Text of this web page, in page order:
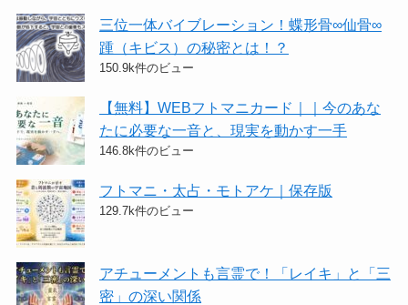
三位一体バイブレーション！蝶形骨∞仙骨∞
踵（キビス）の秘密とは！？
150.9k件のビュー
【無料】WEBフトマニカード｜｜今のあな
たに必要な一音と、現実を動かす一手
146.8k件のビュー
フトマニ・太占・モトアケ｜保存版
129.7k件のビュー
アチューメントも言霊で！「レイキ」と「三
密」の深い関係